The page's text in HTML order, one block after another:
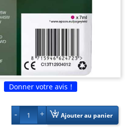
Donner votre avis !
1 Ajouter au panier